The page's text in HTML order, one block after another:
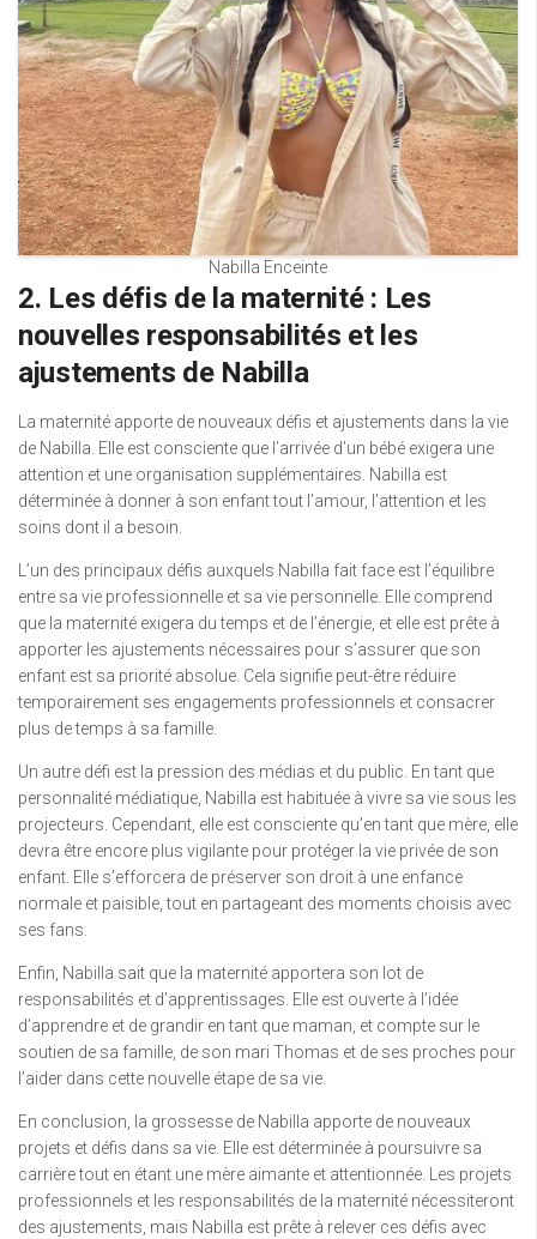
Nabilla Enceinte
2. Les défis de la maternité : Les
nouvelles responsabilités et les
ajustements de Nabilla
La maternité apporte de nouveaux défis et ajustements dans la vie
de Nabilla. Elle est consciente que l’arrivée d’un bébé exigera une
attention et une organisation supplémentaires. Nabilla est
déterminée à donner à son enfant tout l’amour, l’attention et les
soins dont il a besoin.
L’un des principaux défis auxquels Nabilla fait face est l’équilibre
entre sa vie professionnelle et sa vie personnelle. Elle comprend
que la maternité exigera du temps et de l’énergie, et elle est prête à
apporter les ajustements nécessaires pour s’assurer que son
enfant est sa priorité absolue. Cela signifie peut-être réduire
temporairement ses engagements professionnels et consacrer
plus de temps à sa famille.
Un autre défi est la pression des médias et du public. En tant que
personnalité médiatique, Nabilla est habituée à vivre sa vie sous les
projecteurs. Cependant, elle est consciente qu’en tant que mère, elle
devra être encore plus vigilante pour protéger la vie privée de son
enfant. Elle s’efforcera de préserver son droit à une enfance
normale et paisible, tout en partageant des moments choisis avec
ses fans.
Enfin, Nabilla sait que la maternité apportera son lot de
responsabilités et d’apprentissages. Elle est ouverte à l’idée
d’apprendre et de grandir en tant que maman, et compte sur le
soutien de sa famille, de son mari Thomas et de ses proches pour
l’aider dans cette nouvelle étape de sa vie.
En conclusion, la grossesse de Nabilla apporte de nouveaux
projets et défis dans sa vie. Elle est déterminée à poursuivre sa
carrière tout en étant une mère aimante et attentionnée. Les projets
professionnels et les responsabilités de la maternité nécessiteront
des ajustements, mais Nabilla est prête à relever ces défis avec